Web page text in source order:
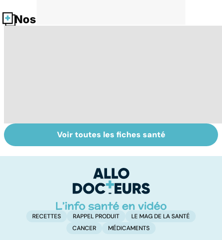
Nos fiches santé
Tout savoir sur
les infections
Inflammation des
amygdales : que
d'angine ?
Voir toutes les fiches santé
RECETTES RAPPEL PRODUIT
LE MAG DE LA SANTÉ
CANCER
MÉDICAMENTS